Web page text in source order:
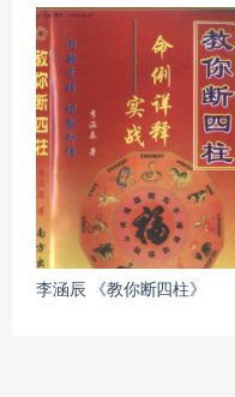
李涵辰 《教你断四柱》